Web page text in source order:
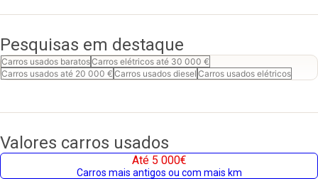
Pesquisas em destaque
Carros usados baratosCarros elétricos até 30 000 €
Carros usados até 20 000 € Carros usados diesel Carros usados elétricos
Valores carros usados
Até 5 000€
Carros mais antigos ou com mais km